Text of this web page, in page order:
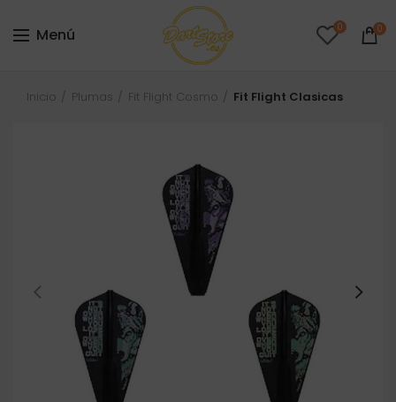
Menú 0 0
Inicio Plumas Fit Flight Cosmo Fit Flight Clasicas